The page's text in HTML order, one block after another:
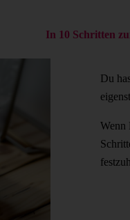
In 10 Schritten
Du
Wenn